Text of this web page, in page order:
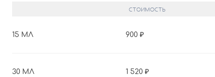
СТОИМОСТЬ
15 МЛ 900
30 МЛ 1 520